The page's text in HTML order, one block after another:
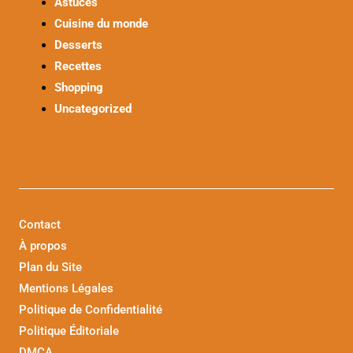
Cuisine du monde
Desserts
Recettes
Shopping
Uncategorized
Contact
À propos
Plan du Site
Mentions Légales
Politique de Confidentialité
Politique Éditoriale